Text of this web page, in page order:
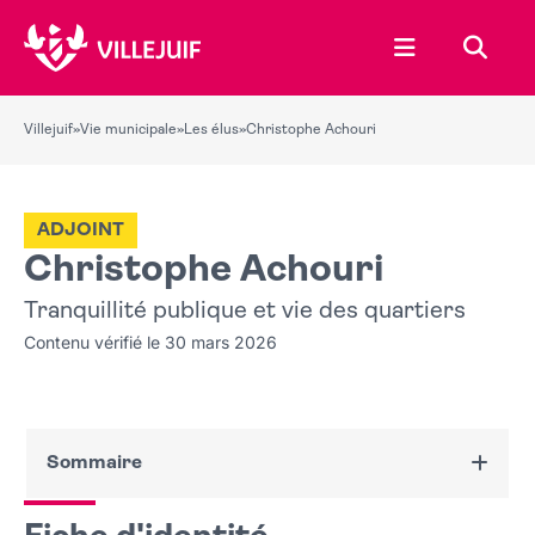
Ouvrir le
Villejuif»Vie municipale»Les élus»Christophe Achouri
Christophe Achouri
ADJOINT
Tranquillité publique et vie des quartiers
Contenu vérifié le 30 mars 2026
Sommaire